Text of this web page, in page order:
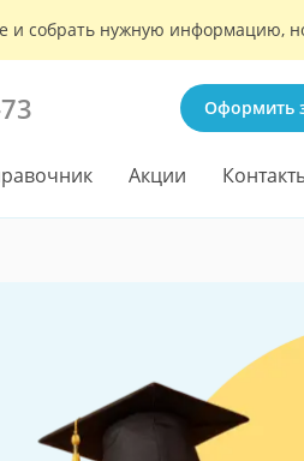
и собрать нужную информацию,
Оформить
Акции